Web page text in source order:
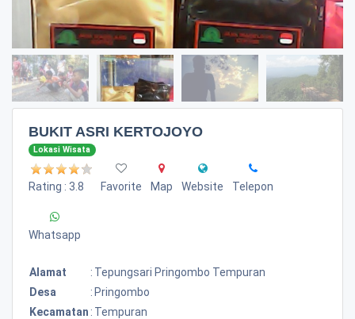
BUKIT ASRI KERTOJOYO
Lokasi Wisata
Rating : 3.8 Favorite Map Website Telepon
Whatsapp
Alamat : Tepungsari Pringombo Tempuran
Desa
: Pringombo
Kecamatan : Tempuran